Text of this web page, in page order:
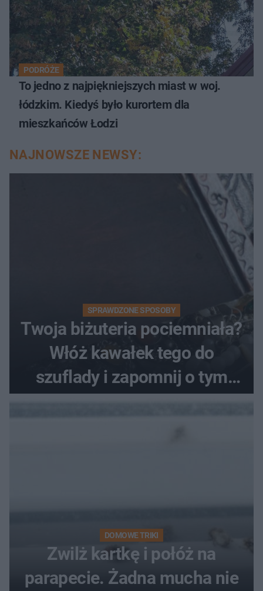
PODRÓŻE
To jedno z najpiękniejszych miast w woj.
łódzkim. Kiedyś było kurortem dla
mieszkańców Łodzi
NAJNOWSZE NEWSY:
SPRAWDZONE SPOSOBY
Twoja biżuteria pociemniała?
Włóż kawałek tego do
szuflady i zapomnij o tym
DOMOWE TRIKI
Zwilż kartkę i połóż na
parapecie. Żadna mucha nie